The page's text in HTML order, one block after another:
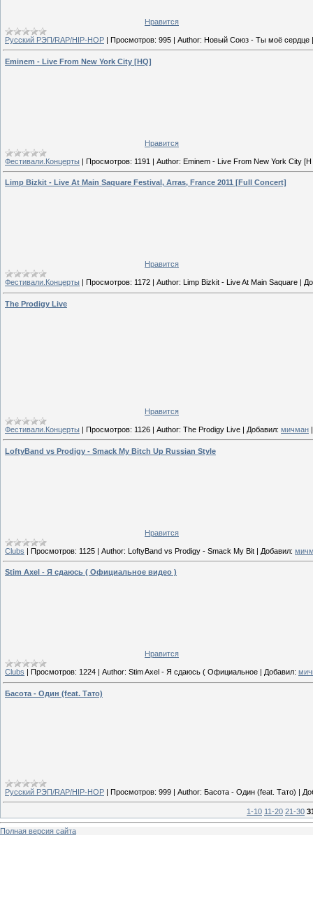
Нравится
Русский РЭП/RAP/HIP-HOP | Просмотров: 995 | Author: Новый Союз - Ты моё сердце
Eminem - Live From New York City [HQ]
Нравится
Фестивали.Концерты | Просмотров: 1191 | Author: Eminem - Live From New York City [H
Limp Bizkit - Live At Main Saquare Festival, Arras, France 2011 [Full Concert]
Нравится
Фестивали.Концерты Просмотров: 1172 Author: Limp Bizkit - Live At Main Saquare
The Prodigy Live
Нравится
Фестивали.Концерты | Просмотров: 1126 | Author: The Prodigy Live | Добавил: мичман
LoftyBand vs Prodigy - Smack My Bitch Up Russian Style
Нравится
Clubs | Просмотров: 1125 | Author: LoftyBand vs Prodigy - Smack My Bit | Добавил:
Stim Axel - Я сдаюсь ( Официальное видео )
Нравится
Clubs | Просмотров: 1224 | Author: Stim Axel - Я сдаюсь ( Официальное | Добавил:
Басота - Один (feat. Тато)
Русский РЭП/RAP/HIP-HOP | Просмотров: 999 | Author: Басота - Один (feat. Тато) |
1-10 11-20 21-30
Полная версия сайта